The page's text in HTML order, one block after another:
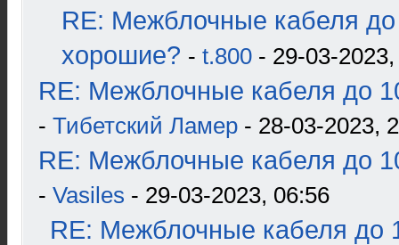
RE: Межблочные кабеля до
хорошие? - t.800 - 29-03-
RE: Межблочные кабеля до
- Тибетский Ламер - 28-03-2023,
RE: Межблочные кабеля до
- Vasiles - 29-03-2023, 06:56
RE: Межблочные кабеля до